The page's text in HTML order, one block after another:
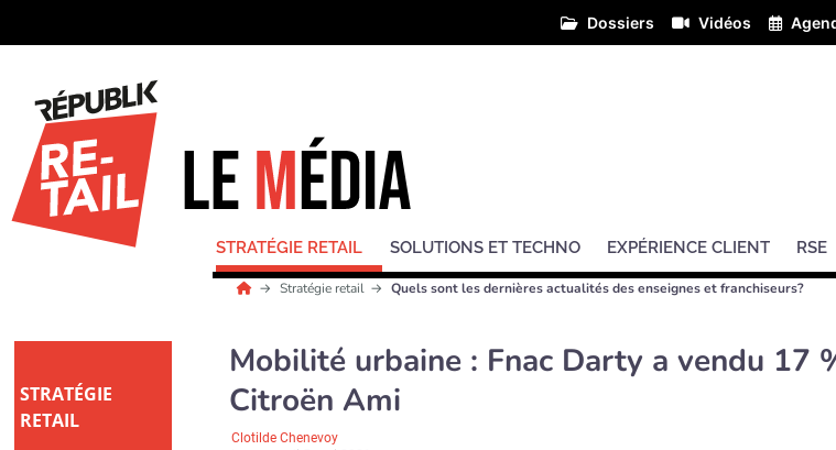
Dossiers Vidéos
STRATÉGIE RETAIL SOLUTIONS ET TECHNO EXPÉRIENCE CLIENT RSE
Stratégie retail Quels sont les dernières actualités des enseignes et franchiseurs?
STRATÉGIE
RETAIL
Mobilité urbaine : Fnac Darty a vendu 17
Citroën Ami
Clotilde Chenevoy